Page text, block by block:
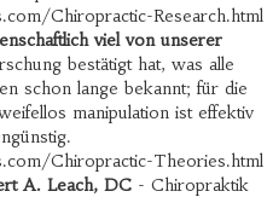
Chiropractic-Research.html
viel von unserer
bestätigt hat, was alle
schon lange bekannt; für die
manipulation ist effektiv
Chiropractic-Theories.html
A. Leach, DC- Chiropraktik